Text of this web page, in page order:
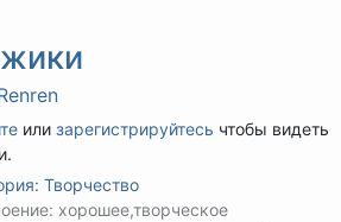
или зарегистрируйтесь чтобы видеть
Творчество
хорошее,творческое